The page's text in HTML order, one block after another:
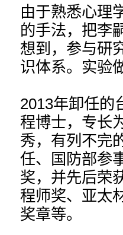
由于熟悉心理
的手法，把李
想到，参与研
识体系。实验
2013年卸任的
程博士，专长
秀，有列不完
任、国防部参
奖，并先后荣
程师奖、亚太
奖章等。